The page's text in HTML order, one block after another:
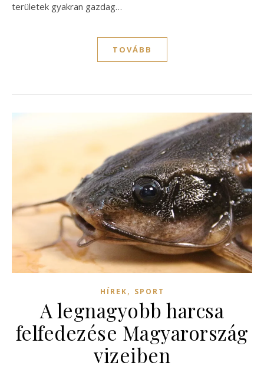
területek gyakran gazdag…
TOVÁBB
HÍREK, SPORT
A legnagyobb harcsa
felfedezése Magyarország
vizeiben